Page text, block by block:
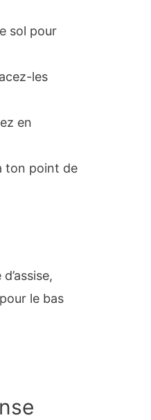
sol pour
les
en
ton point de
le bas